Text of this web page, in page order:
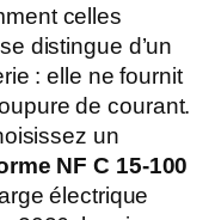
celles
distingue d’un
: elle ne fournit
de courant.
un
NF C 15-100
électrique